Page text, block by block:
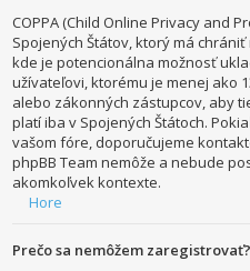
COPPA (Child Online Privacy and
Spojených Štátov, ktorý má
kde je potencionálna možnosť
užívateľovi, ktorému je menej ako
alebo zákonných zástupcov, aby
platí iba v Spojených Štátoch.
vašom fóre, doporučujeme
phpBB Team nemôže a nebude
akomkoľvek kontexte.
Hore
Prečo sa nemôžem zaregistrovať?